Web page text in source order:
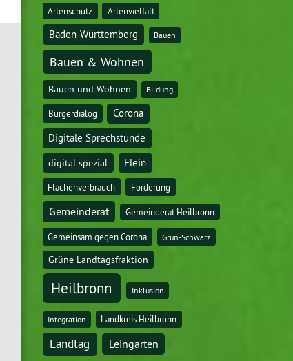
Artenschutz Artenvielfalt
Baden-Württemberg Bauen
Bauen & Wohnen
Bauen und Wohnen Bildung
Bürgerdialog Corona
Digitale Sprechstunde
digital spezial
Flein
Flächenverbrauch Förderung
Gemeinderat Gemeinderat Heilbronn
Gemeinsam gegen Corona Grün-Schwarz
Grüne Landtagsfraktion
Heilbronn Inklusion
Integration Landkreis Heilbronn
Landtag Leingarten